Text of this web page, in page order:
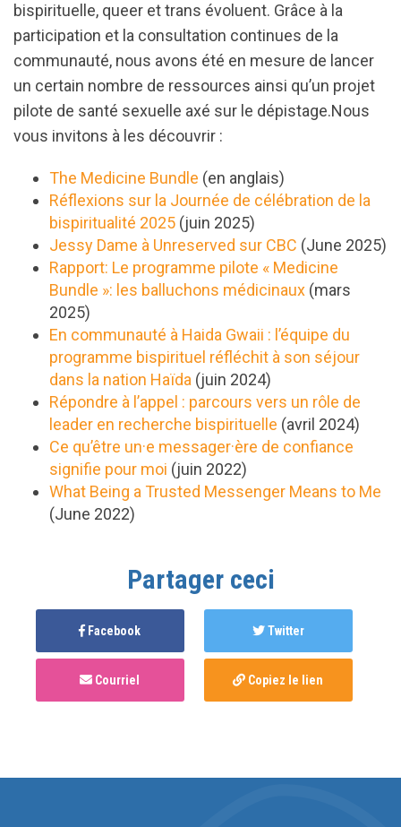
bispirituelle, queer et trans évoluent. Grâce à la
participation et la consultation continues de la
communauté, nous avons été en mesure de lancer
un certain nombre de ressources ainsi qu’un projet
pilote de santé sexuelle axé sur le dépistage.Nous
vous invitons à les découvrir :
The Medicine Bundle (en anglais)
Réflexions sur la Journée de célébration de la
bispiritualité 2025 (juin 2025)
Jessy Dame à Unreserved sur CBC (June 2025)
Rapport: Le programme pilote « Medicine
Bundle »: les balluchons médicinaux (mars
2025)
En communauté à Haida Gwaii : l’équipe du
programme bispirituel réfléchit à son séjour
dans la nation Haïda (juin 2024)
Répondre à l’appel : parcours vers un rôle de
leader en recherche bispirituelle (avril 2024)
Ce qu’être un·e messager·ère de confiance
signifie pour moi (juin 2022)
What Being a Trusted Messenger Means to Me
(June 2022)
Partager ceci
Facebook Twitter
Courriel Copiez le lien